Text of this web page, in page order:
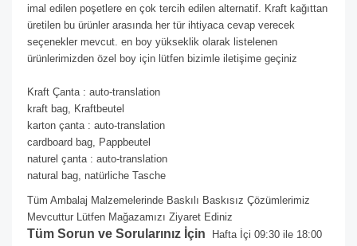
imal edilen poşetlere en çok tercih edilen alternatif. Kraft kağıttan
üretilen bu ürünler arasında her tür ihtiyaca cevap verecek
seçenekler mevcut. en boy yükseklik olarak listelenen
ürünlerimizden özel boy için lütfen bizimle iletişime geçiniz
Kraft Çanta : auto-translation
kraft bag, Kraftbeutel
karton çanta : auto-translation
cardboard bag, Pappbeutel
naturel çanta : auto-translation
natural bag, natürliche Tasche
Tüm Ambalaj Malzemelerinde Baskılı Baskısız Çözümlerimiz
Mevcuttur Lütfen Mağazamızı Ziyaret Ediniz
Tüm Sorun ve Sorularınız İçin Hafta İçi 09:30 ile 18:00